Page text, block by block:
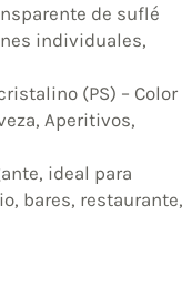
de suflé
individuales,
(PS) – Color
Aperitivos,
ideal para
bares, restaurante,